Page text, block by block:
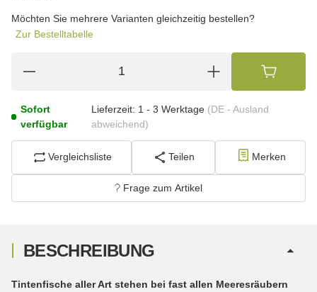
Möchten Sie mehrere Varianten gleichzeitig bestellen?
Zur Bestelltabelle
Sofort
verfügbar
Lieferzeit: 1 - 3 Werktage (DE - Ausland
abweichend)
Vergleichsliste Teilen Merken
Frage zum Artikel
BESCHREIBUNG
Tintenfische aller Art stehen bei fast allen Meeresräubern